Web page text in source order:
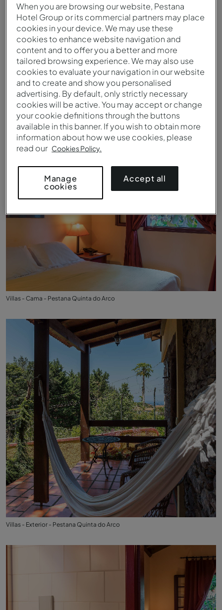
Roseiral da Quinta do Arco
Villas - Cama - Pestana Quinta do Arco
Villas - Exterior - Pestana Quinta do Arco
When you are browsing our website, Pestana
Hotel Group or its commercial partners may place
cookies in your device. We may use these
cookies to enhance website navigation and
content and to offer you a better and more
tailored browsing experience. We may also use
cookies to evaluate your navigation in our website
and to create and show you personalised
advertising. By default, only strictly necessary
cookies will be active. You may accept or change
your cookie definitions through the buttons
available in this banner. If you wish to obtain more
information about how we use cookies, please
read our Cookies Policy.
Manage
cookies
Accept all